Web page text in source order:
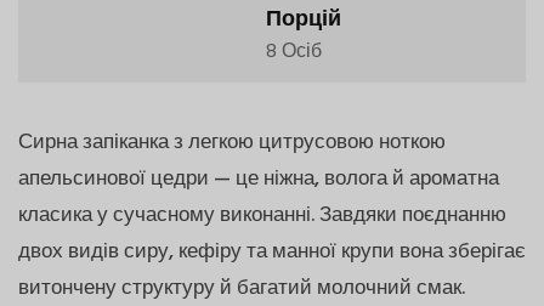
Порцій
8 Осіб
Сирна запіканка з легкою цитрусовою ноткою
апельсинової цедри — це ніжна, волога й ароматна
класика у сучасному виконанні. Завдяки поєднанню
двох видів сиру, кефіру та манної крупи вона зберігає
витончену структуру й багатий молочний смак.